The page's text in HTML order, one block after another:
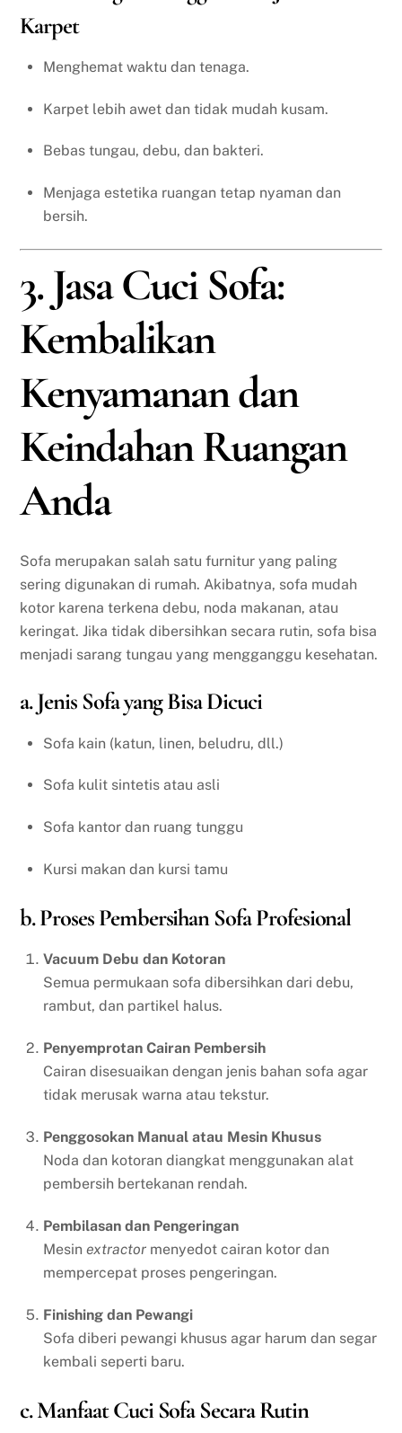
Karpet
Menghemat waktu dan tenaga.
Karpet lebih awet dan tidak mudah kusam.
Bebas tungau, debu, dan bakteri.
Menjaga estetika ruangan tetap nyaman dan
bersih.
3. Jasa Cuci Sofa:
Kembalikan
Kenyamanan dan
Keindahan Ruangan
Anda
Sofa merupakan salah satu furnitur yang paling
sering digunakan di rumah. Akibatnya, sofa mudah
kotor karena terkena debu, noda makanan, atau
keringat. Jika tidak dibersihkan secara rutin, sofa bisa
menjadi sarang tungau yang mengganggu kesehatan.
a. Jenis Sofa yang Bisa Dicuci
Sofa kain (katun, linen, beludru, dll.)
Sofa kulit sintetis atau asli
Sofa kantor dan ruang tunggu
Kursi makan dan kursi tamu
b. Proses Pembersihan Sofa Profesional
Vacuum Debu dan Kotoran
Semua permukaan sofa dibersihkan dari debu,
rambut, dan partikel halus.
Penyemprotan Cairan Pembersih
Cairan disesuaikan dengan jenis bahan sofa agar
tidak merusak warna atau tekstur.
Penggosokan Manual atau Mesin Khusus
Noda dan kotoran diangkat menggunakan alat
pembersih bertekanan rendah.
Pembilasan dan Pengeringan
Mesin extractor menyedot cairan kotor dan
mempercepat proses pengeringan.
Finishing dan Pewangi
Sofa diberi pewangi khusus agar harum dan segar
kembali seperti baru.
c. Manfaat Cuci Sofa Secara Rutin